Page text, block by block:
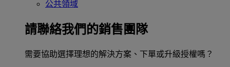
公共領域
請聯絡我們的銷售團隊
需要協助選擇理想的解決方案、下單或升級授權嗎？